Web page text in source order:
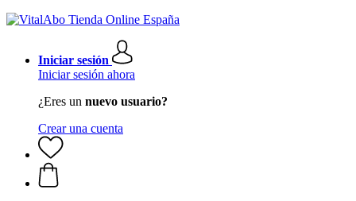
Iniciar sesión
Iniciar sesión ahora
¿Eres un nuevo usuario?
Crear una cuenta